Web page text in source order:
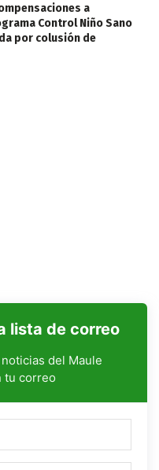
a
Control Niño Sano
por colusión de
lista de correo
del Maule
tu correo